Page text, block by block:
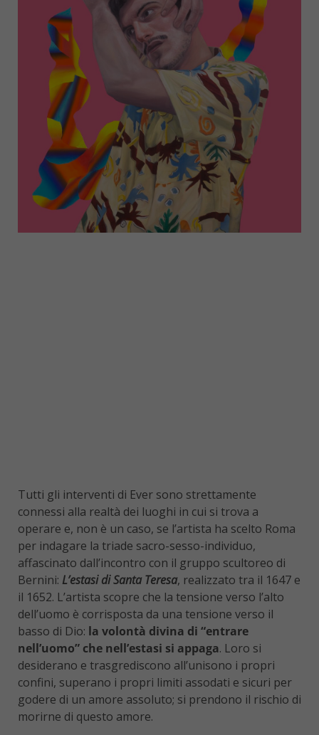
Tutti gli interventi di Ever sono strettamente
connessi alla realtà dei luoghi in cui si trova a
operare e, non è un caso, se l’artista ha scelto Roma
per indagare la triade sacro-sesso-individuo,
affascinato dall’incontro con il gruppo scultoreo di
Bernini: L’estasi di Santa Teresa, realizzato tra il 1647 e
il 1652. L’artista scopre che la tensione verso l’alto
dell’uomo è corrisposta da una tensione verso il
basso di Dio: la volontà divina di “entrare
nell’uomo” che nell’estasi si appaga. Loro si
desiderano e trasgrediscono all’unisono i propri
confini, superano i propri limiti assodati e sicuri per
godere di un amore assoluto; si prendono il rischio di
morirne di questo amore.